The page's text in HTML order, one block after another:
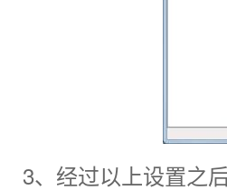
3、经过以上设置之